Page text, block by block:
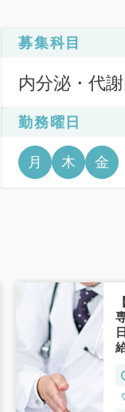
募集科目
内分泌・代
勤務曜日
月 木 金